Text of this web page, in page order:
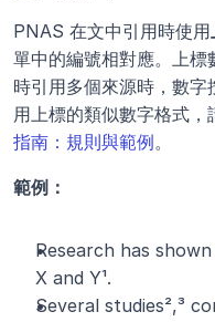
PNAS 在文中引用時使用
單中的編號相對應。上標
時引用多個來源時，數
用上標的類似數字格式，
指南：規則與範例。
範例：
Research has
X and Y¹.
Several studies²,³